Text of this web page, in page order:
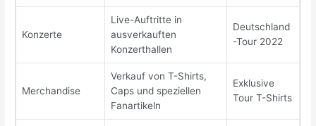
Konzerte
Live-Auftritte in
ausverkauften
Konzerthallen
Deutschland
-Tour 2022
Merchandise
Verkauf von T-Shirts,
Caps und speziellen
Fanartikeln
Exklusive
Tour T-Shirts